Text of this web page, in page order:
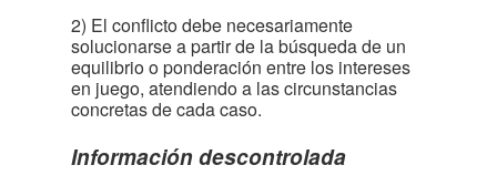
2) El conflicto debe necesariamente
solucionarse a partir de la búsqueda de un
equilibrio o ponderación entre los intereses
en juego, atendiendo a las circunstancias
concretas de cada caso.
Información descontrolada